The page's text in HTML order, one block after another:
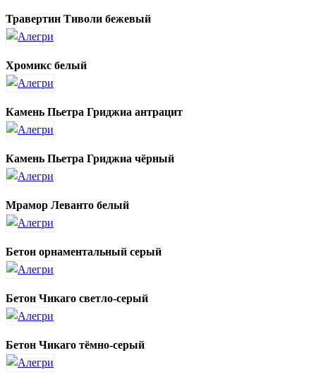
Травертин Тиволи бежевый
Хромикс белый
Камень Пьетра Гриджиа антрацит
Камень Пьетра Гриджиа чёрный
Мрамор Леванто белый
Бетон орнаментальный серый
Бетон Чикаго светло-серый
Бетон Чикаго тёмно-серый